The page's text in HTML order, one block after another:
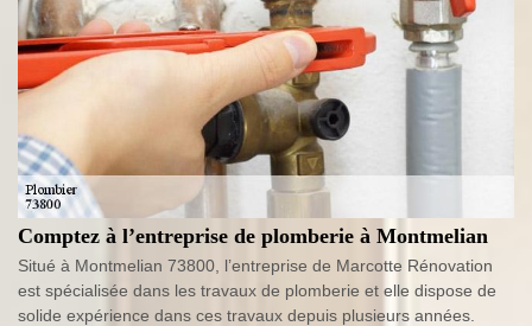
Comptez à l’entreprise de plomberie à Montmelian
Situé à Montmelian 73800, l’entreprise de Marcotte Rénovation
est spécialisée dans les travaux de plomberie et elle dispose de
solide expérience dans ces travaux depuis plusieurs années.